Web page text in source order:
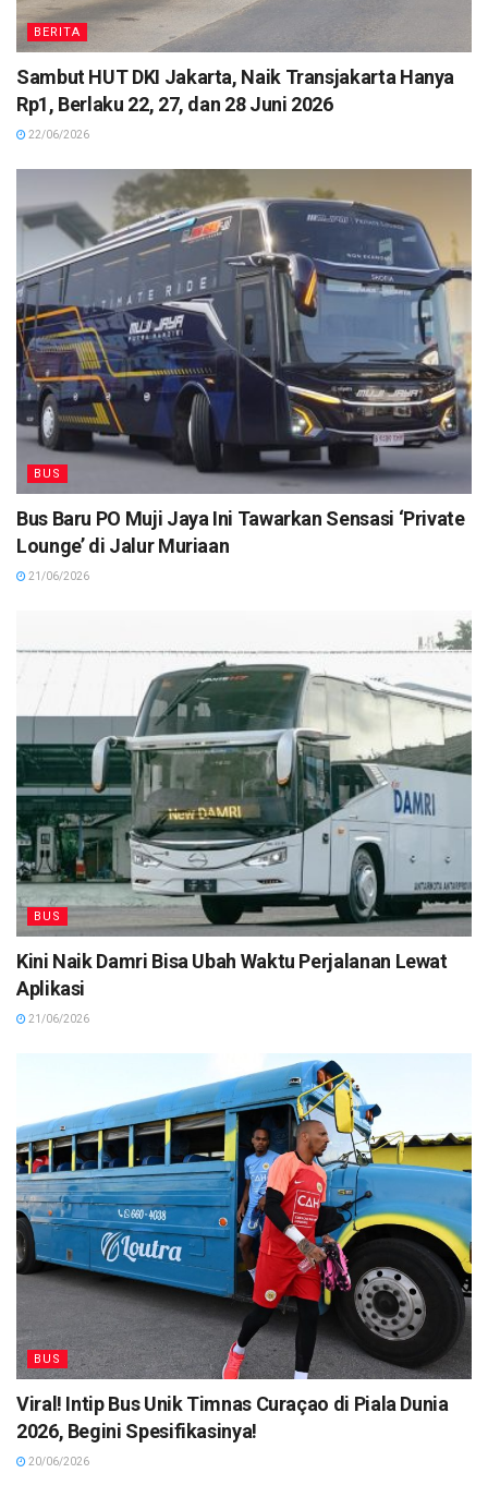
BERITA
Sambut HUT DKI Jakarta, Naik Transjakarta Hanya
Rp1, Berlaku 22, 27, dan 28 Juni 2026
22/06/2026
BUS
Bus Baru PO Muji Jaya Ini Tawarkan Sensasi ‘Private
Lounge’ di Jalur Muriaan
21/06/2026
BUS
Kini Naik Damri Bisa Ubah Waktu Perjalanan Lewat
Aplikasi
21/06/2026
BUS
Viral! Intip Bus Unik Timnas Curaçao di Piala Dunia
2026, Begini Spesifikasinya!
20/06/2026